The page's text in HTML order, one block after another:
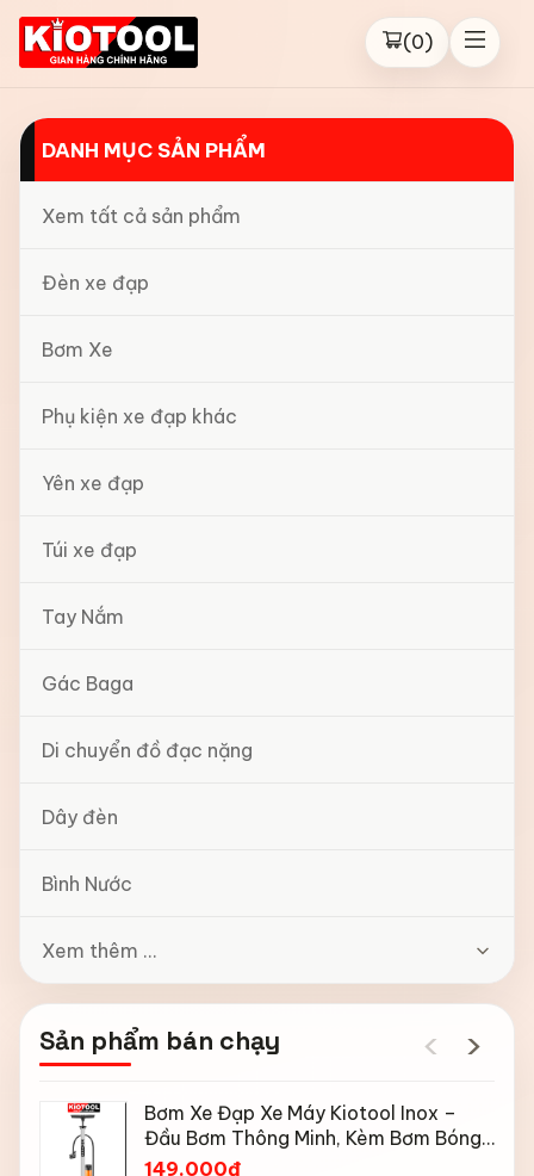
(0)
DANH MỤC SẢN PHẨM
Xem tất cả sản phẩm
Đèn xe đạp
Bơm Xe
Phụ kiện xe đạp khác
Yên xe đạp
Túi xe đạp
Tay Nắm
Gác Baga
Di chuyển đồ đạc nặng
Dây đèn
Bình Nước
Xem thêm ...
Sản phẩm bán chạy ‹ ›
Bơm Xe Đạp Xe Máy Kiotool Inox –
Đầu Bơm Thông Minh, Kèm Bơm Bóng,
Đồng Hồ 160 PSI
149.000đ